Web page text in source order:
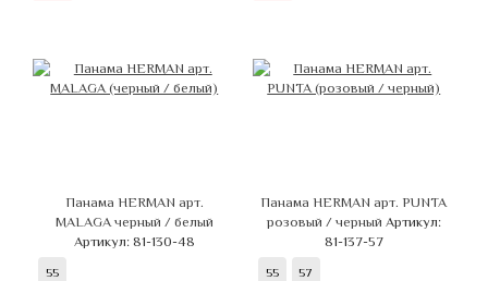
Панама HERMAN арт.
MALAGA черный / белый
Артикул: 81-130-48
55
Панама HERMAN арт. PUNTA
розовый / черный Артикул:
81-137-57
55 57